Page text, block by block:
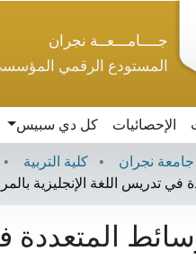
جــــامـــعــة نجران
المستودع الرقمي
الإحصائيات كل دي سبيس
جامعة نجران كلية التربية
في تدريس اللغة الإنجليزية
المتعددة